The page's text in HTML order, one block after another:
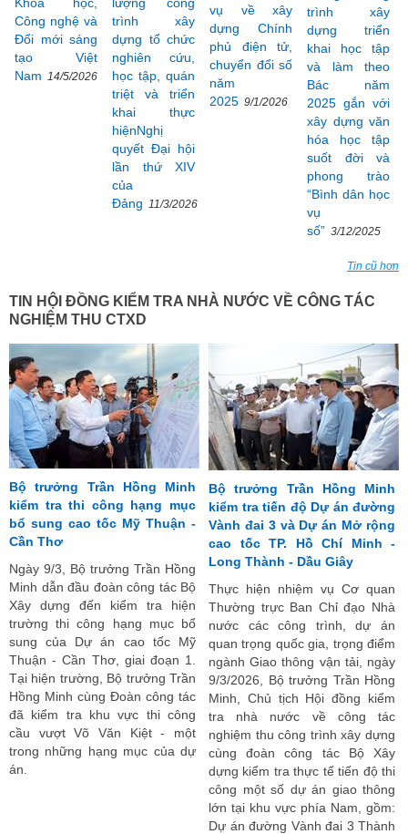
Công nghệ và
Đổi mới sáng
tạo Việt
Nam 14/5/2026
trình xây
dựng tổ chức
nghiên cứu,
học tập, quán
triệt và triển
khai thực
hiệnNghị
quyết Đại hội
lần thứ XIV
của
Đảng 11/3/2026
vụ về xây
dựng Chính
phủ điện tử,
chuyển đổi số
năm
2025 9/1/2026
trình xây
dựng triển
khai học tập
và làm theo
Bác năm
2025 gắn với
xây dựng văn
hóa học tập
suốt đời và
phong trào
“Bình dân học
vụ
số” 3/12/2025
Tin cũ hơn
TIN HỘI ĐỒNG KIỂM TRA NHÀ NƯỚC VỀ CÔNG TÁC
NGHIỆM THU CTXD
Bộ trưởng Trần Hồng Minh
kiểm tra thi công hạng mục
bổ sung cao tốc Mỹ Thuận -
Cần Thơ
Ngày 9/3, Bộ trưởng Trần Hồng
Minh dẫn đầu đoàn công tác Bộ
Xây dựng đến kiểm tra hiện
trường thi công hạng mục bổ
sung của Dự án cao tốc Mỹ
Thuận - Cần Thơ, giai đoạn 1.
Tại hiện trường, Bộ trưởng Trần
Hồng Minh cùng Đoàn công tác
đã kiểm tra khu vực thi công
cầu vượt Võ Văn Kiệt - một
trong những hạng mục của dự
án.
Bộ trưởng Trần Hồng Minh
kiểm tra tiến độ Dự án đường
Vành đai 3 và Dự án Mở rộng
cao tốc TP. Hồ Chí Minh -
Long Thành - Dầu Giây
Thực hiện nhiệm vụ Cơ quan
Thường trực Ban Chỉ đạo Nhà
nước các công trình, dự án
quan trọng quốc gia, trọng điểm
ngành Giao thông vận tải, ngày
9/3/2026, Bộ trưởng Trần Hồng
Minh, Chủ tịch Hội đồng kiểm
tra nhà nước về công tác
nghiệm thu công trình xây dựng
cùng đoàn công tác Bộ Xây
dựng kiểm tra thực tế tiến độ thi
công một số dự án giao thông
lớn tại khu vực phía Nam, gồm:
Dự án đường Vành đai 3 Thành